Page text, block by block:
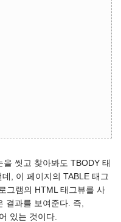
씻고 찾아봐도 TBODY 태
, 이 페이지의 TABLE 태그
그램의 HTML 태그뷰를 사
결과를 보여준다. 즉,
있는 것이다.